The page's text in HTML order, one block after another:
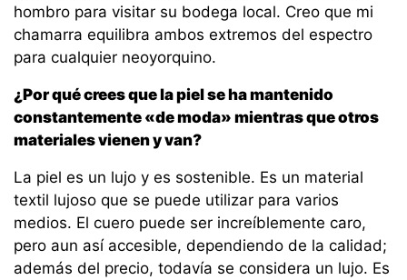
hombro para visitar su bodega local. Creo que mi
chamarra equilibra ambos extremos del espectro
para cualquier neoyorquino.
¿Por qué crees que la piel se ha mantenido
constantemente «de moda» mientras que otros
materiales vienen y van?
La piel es un lujo y es sostenible. Es un material
textil lujoso que se puede utilizar para varios
medios. El cuero puede ser increíblemente caro,
pero aun así accesible, dependiendo de la calidad;
además del precio, todavía se considera un lujo. Es